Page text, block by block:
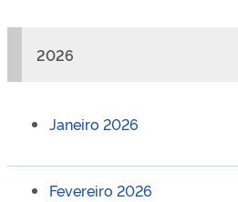
2026
Janeiro 2026
Fevereiro 2026